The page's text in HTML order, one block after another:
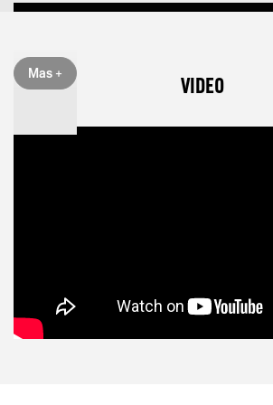
Componentes principales
Mas + VIDEO